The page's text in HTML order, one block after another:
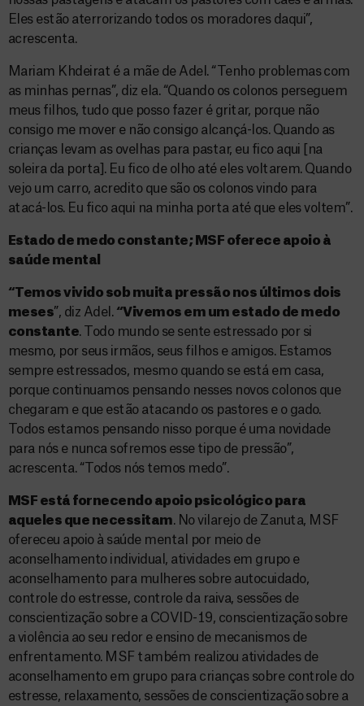
Eles estão aterrorizando todos os moradores daqui”,
acrescenta.
Mariam Khdeirat é a mãe de Adel. “Tenho problemas com
as minhas pernas”, diz ela. “Quando os colonos perseguem
meus filhos, tudo que posso fazer é gritar, porque não
consigo me mover e não consigo alcançá-los. Quando as
crianças levam as ovelhas para pastar, eu fico aqui [na
soleira da porta]. Eu fico de olho até eles voltarem. Quando
vejo um carro, acredito que são os colonos vindo para
atacá-los. Eu fico aqui na minha porta até que eles voltem”.
Estado de medo constante; MSF oferece apoio à
saúde mental
“Temos vivido sob muita pressão nos últimos dois
meses”, diz Adel. “Vivemos em um estado de medo
constante. Todo mundo se sente estressado por si
mesmo, por seus irmãos, seus filhos e amigos. Estamos
sempre estressados, mesmo quando se está em casa,
porque continuamos pensando nesses novos colonos que
chegaram e que estão atacando os pastores e o gado.
Todos estamos pensando nisso porque é uma novidade
para nós e nunca sofremos esse tipo de pressão”,
acrescenta. “Todos nós temos medo”.
MSF está fornecendo apoio psicológico para
aqueles que necessitam. No vilarejo de Zanuta, MSF
ofereceu apoio à saúde mental por meio de
aconselhamento individual, atividades em grupo e
aconselhamento para mulheres sobre autocuidado,
controle do estresse, controle da raiva, sessões de
conscientização sobre a COVID-19, conscientização sobre
a violência ao seu redor e ensino de mecanismos de
enfrentamento. MSF também realizou atividades de
aconselhamento em grupo para crianças sobre controle do
estresse, relaxamento, sessões de conscientização sobre a